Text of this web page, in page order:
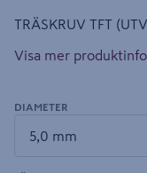
TRÄSKRUV TFT
Visa mer
DIAMETER